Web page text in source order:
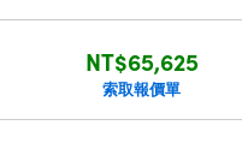
NT$65,625
索取報價單